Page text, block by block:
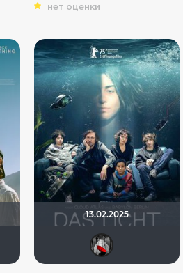
нет оценки
Случайный прохожий
13.02.2025